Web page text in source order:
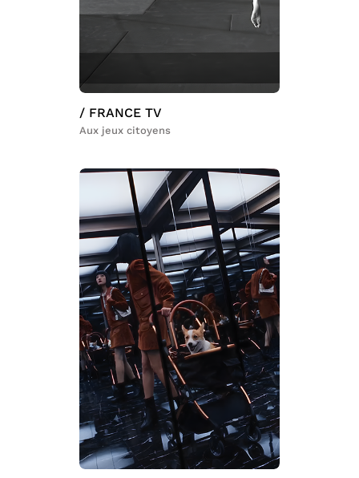
/ FRANCE TV
Aux jeux citoyens